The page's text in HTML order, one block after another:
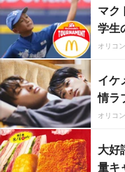
マク
学生
オリコ
イケ
情ラ
オリコ
大好
量キ